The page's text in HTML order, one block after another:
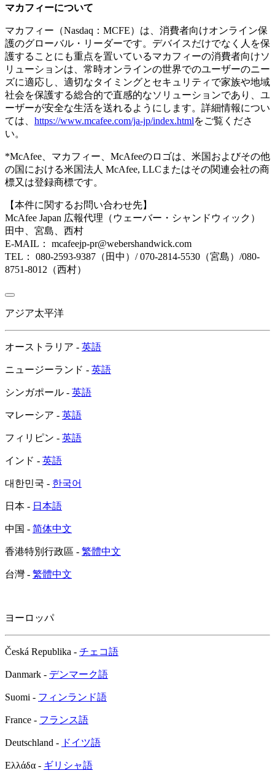
マカフィーについて
マカフィー（Nasdaq：MCFE）は、消費者向けオンライン保
護のグローバル・リーダーです。デバイスだけでなく人を保
護することにも重点を置いているマカフィーの消費者向けソ
リューションは、常時オンラインの世界でのユーザーのニー
ズに適応し、適切なタイミングとセキュリティで家族や地域
社会を保護する総合的で直感的なソリューションであり、ユ
ーザーが安全な生活を送れるようにします。詳細情報につい
ては、 https://www.mcafee.com/ja-jp/index.htmlをご覧くださ
い。
*McAfee、マカフィー、McAfeeのロゴは、米国およびその他
の国における米国法人 McAfee, LLCまたはその関連会社の商
標又は登録商標です。
【本件に関するお問い合わせ先】
McAfee Japan 広報代理（ウェーバー・シャンドウィック）
田中、宮島、西村
E-MAIL： mcafeejp-pr@webershandwick.com
TEL： 080-2593-9387（田中）/ 070-2814-5530（宮島）/080-
8751-8012（西村）
アジア太平洋
オーストラリア - 英語
ニュージーランド - 英語
シンガポール - 英語
マレーシア - 英語
フィリピン - 英語
インド - 英語
대한민국 - 한국어
日本 - 日本語
中国 - 简体中文
香港特別行政區 - 繁體中文
台灣 - 繁體中文
ヨーロッパ
Česká Republika - チェコ語
Danmark - デンマーク語
Suomi - フィンランド語
France - フランス語
Deutschland - ドイツ語
Ελλάδα - ギリシャ語